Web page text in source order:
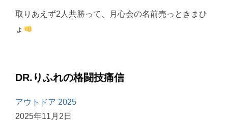
取りあえず2人共勝って、月心会の名前売っときまひ
ょ
DR.りふれの格闘技痛信
アウトドア 2025
2025年11月2日